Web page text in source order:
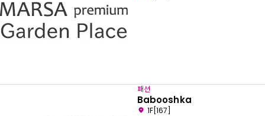
패션
Babooshka
1F[167]